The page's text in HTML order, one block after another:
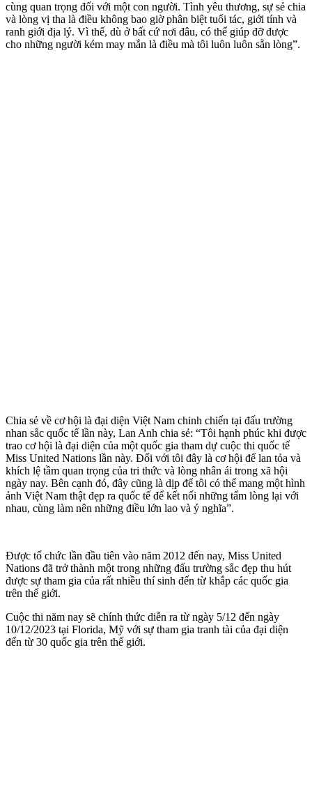
cùng quan trọng đối với một con người. Tình yêu thương, sự sẻ chia
và lòng vị tha là điều không bao giờ phân biệt tuổi tác, giới tính và
ranh giới địa lý. Vì thế, dù ở bất cứ nơi đâu, có thể giúp đỡ được
cho những người kém may mắn là điều mà tôi luôn luôn sẵn lòng”.
Chia sẻ về cơ hội là đại diện Việt Nam chinh chiến tại đấu trường
nhan sắc quốc tế lần này, Lan Anh chia sẻ: “Tôi hạnh phúc khi được
trao cơ hội là đại diện của một quốc gia tham dự cuộc thi quốc tế
Miss United Nations lần này. Đối với tôi đây là cơ hội để lan tỏa và
khích lệ tầm quan trọng của tri thức và lòng nhân ái trong xã hội
ngày nay. Bên cạnh đó, đây cũng là dịp để tôi có thể mang một hình
ảnh Việt Nam thật đẹp ra quốc tế để kết nối những tấm lòng lại với
nhau, cùng làm nên những điều lớn lao và ý nghĩa”.
Được tổ chức lần đầu tiên vào năm 2012 đến nay, Miss United
Nations đã trở thành một trong những đấu trường sắc đẹp thu hút
được sự tham gia của rất nhiều thí sinh đến từ khắp các quốc gia
trên thế giới.
Cuộc thi năm nay sẽ chính thức diễn ra từ ngày 5/12 đến ngày
10/12/2023 tại Florida, Mỹ với sự tham gia tranh tài của đại diện
đến từ 30 quốc gia trên thế giới.